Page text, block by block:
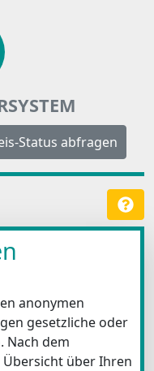
Status abfragen
anonymen
gesetzliche oder
Nach dem
Übersicht über Ihren